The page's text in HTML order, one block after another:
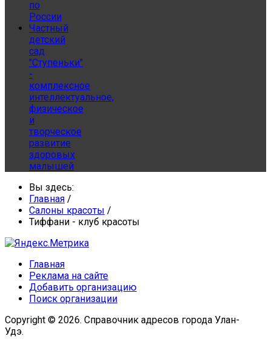
по
России
Частный
детский
сад
"Ступеньки"
-
комплексное
интеллектуальное,
физическое
и
творческое
развитие
здоровых
малышей
Вы здесь:
Главная /
Салоны красоты /
Тиффани - клуб красоты
Главная
Реклама на сайте
Добавить организацию
Поиск организации
Copyright © 2026. Справочник адресов города Улан-
Удэ.